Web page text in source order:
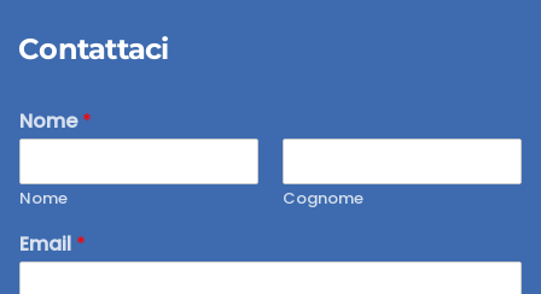
Contattaci
Nome*
Nome Cognome
Email *